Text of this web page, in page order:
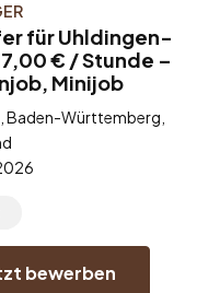
für Uhldingen-
€ / Stunde –
Minijob
Baden-Württemberg,
bewerben